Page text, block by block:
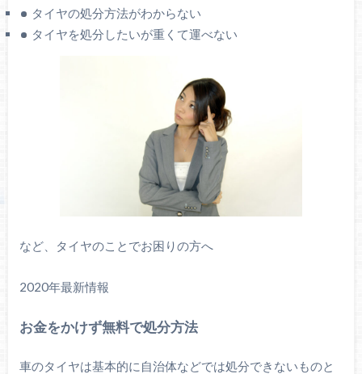
タイヤの処分方法がわからない
タイヤを処分したいが重くて運べない
など、タイヤのことでお困りの方へ
2020年最新情報
お金をかけず無料で処分方法
車のタイヤは基本的に自治体などでは処分できないものと